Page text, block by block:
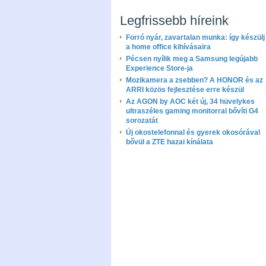
Legfrissebb híreink
Forró nyár, zavartalan munka: így
a home office kihívásaira
Pécsen nyílik meg a Samsung legújabb
Experience Store-ja
Mozikamera a zsebben? A HONOR és az
ARRI közös fejlesztése erre készül
Az AGON by AOC két új, 34 hüvelykes
ultraszéles gaming monitorral bővíti G4
sorozatát
Új okostelefonnal és gyerek okosórával
bővül a ZTE hazai kínálata